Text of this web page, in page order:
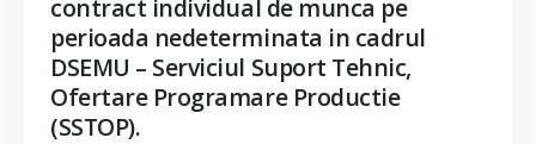
contract individual de munca pe
perioada nedeterminata in cadrul
DSEMU – Serviciul Suport Tehnic,
Ofertare Programare Productie
(SSTOP).